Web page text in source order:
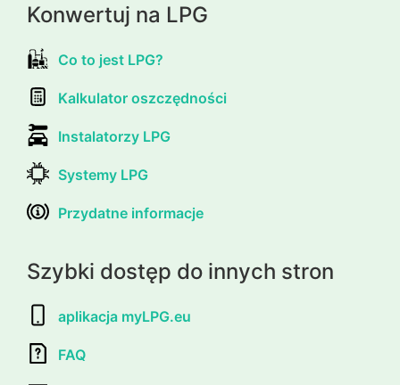
Konwertuj na LPG
Co to jest LPG?
Kalkulator oszczędności
Instalatorzy LPG
Systemy LPG
Przydatne informacje
Szybki dostęp do innych stron
aplikacja myLPG.eu
FAQ